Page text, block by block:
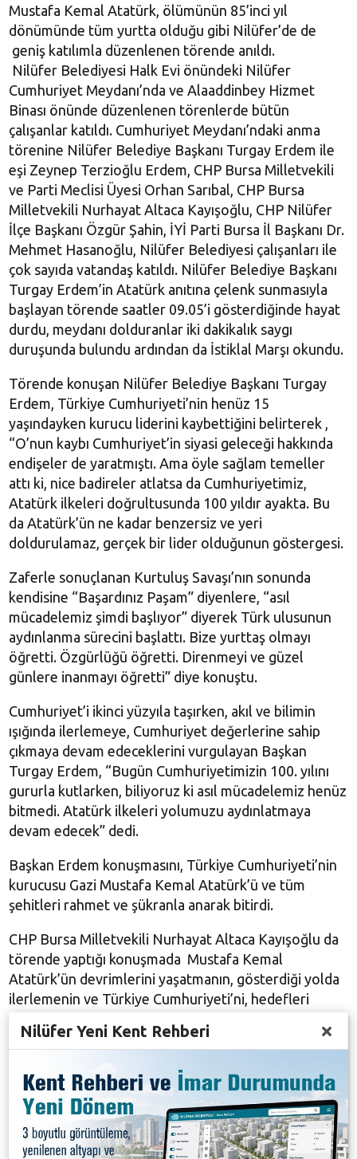
Mustafa Kemal Atatürk, ölümünün 85’inci yıl
dönümünde tüm yurtta olduğu gibi Nilüfer’de de
geniş katılımla düzenlenen törende anıldı.
Nilüfer Belediyesi Halk Evi önündeki Nilüfer
Cumhuriyet Meydanı’nda ve Alaaddinbey Hizmet
Binası önünde düzenlenen törenlerde bütün
çalışanlar katıldı. Cumhuriyet Meydanı’ndaki anma
törenine Nilüfer Belediye Başkanı Turgay Erdem ile
eşi Zeynep Terzioğlu Erdem, CHP Bursa Milletvekili
ve Parti Meclisi Üyesi Orhan Sarıbal, CHP Bursa
Milletvekili Nurhayat Altaca Kayışoğlu, CHP Nilüfer
İlçe Başkanı Özgür Şahin, İYİ Parti Bursa İl Başkanı Dr.
Mehmet Hasanoğlu, Nilüfer Belediyesi çalışanları ile
çok sayıda vatandaş katıldı. Nilüfer Belediye Başkanı
Turgay Erdem’in Atatürk anıtına çelenk sunmasıyla
başlayan törende saatler 09.05’i gösterdiğinde hayat
durdu, meydanı dolduranlar iki dakikalık saygı
duruşunda bulundu ardından da İstiklal Marşı okundu.
Törende konuşan Nilüfer Belediye Başkanı Turgay
Erdem, Türkiye Cumhuriyeti’nin henüz 15
yaşındayken kurucu liderini kaybettiğini belirterek ,
“O’nun kaybı Cumhuriyet’in siyasi geleceği hakkında
endişeler de yaratmıştı. Ama öyle sağlam temeller
attı ki, nice badireler atlatsa da Cumhuriyetimiz,
Atatürk ilkeleri doğrultusunda 100 yıldır ayakta. Bu
da Atatürk’ün ne kadar benzersiz ve yeri
doldurulamaz, gerçek bir lider olduğunun göstergesi.
Zaferle sonuçlanan Kurtuluş Savaşı’nın sonunda
kendisine “Başardınız Paşam” diyenlere, “asıl
mücadelemiz şimdi başlıyor” diyerek Türk ulusunun
aydınlanma sürecini başlattı. Bize yurttaş olmayı
öğretti. Özgürlüğü öğretti. Direnmeyi ve güzel
günlere inanmayı öğretti” diye konuştu.
Cumhuriyet’i ikinci yüzyıla taşırken, akıl ve bilimin
ışığında ilerlemeye, Cumhuriyet değerlerine sahip
çıkmaya devam edeceklerini vurgulayan Başkan
Turgay Erdem, “Bugün Cumhuriyetimizin 100. yılını
gururla kutlarken, biliyoruz ki asıl mücadelemiz henüz
bitmedi. Atatürk ilkeleri yolumuzu aydınlatmaya
devam edecek” dedi.
Başkan Erdem konuşmasını, Türkiye Cumhuriyeti’nin
kurucusu Gazi Mustafa Kemal Atatürk’ü ve tüm
şehitleri rahmet ve şükranla anarak bitirdi.
CHP Bursa Milletvekili Nurhayat Altaca Kayışoğlu da
törende yaptığı konuşmada Mustafa Kemal
Atatürk’ün devrimlerini yaşatmanın, gösterdiği yolda
ilerlemenin ve Türkiye Cumhuriyeti’ni, hedefleri
olduğuna dikkat çekti Kayışoğlu, “Atatürk, çok büyük
onlarca savaş, fazlasıyla devrim, cehaletle mücadele,
zaferler sığdırdı. 100 yılda bir gelen böyle kahramana
sahip olduğumuz, bu topraklarda yetiştiği bizlere
önder olduğu için kendimizi şanslı hissediyoruz.
Nilüfer Yeni Kent Rehberi